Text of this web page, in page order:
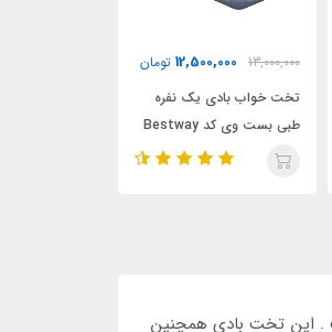
18,000,000
17,500,000 تومان
تخت خواب بادی دو نفره
ارتفاع بلند بست وی کد
bestWay 67614
. این تخت بادی همچنین